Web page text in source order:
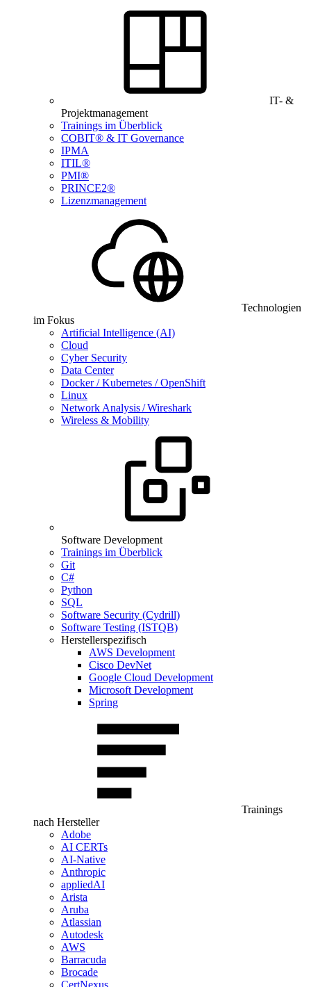
IT- &
Projektmanagement
Trainings im Überblick
COBIT® & IT Governance
IPMA
ITIL®
PMI®
PRINCE2®
Lizenzmanagement
Technologien
im Fokus
Artificial Intelligence (AI)
Cloud
Cyber Security
Data Center
Docker / Kubernetes / OpenShift
Linux
Network Analysis / Wireshark
Wireless & Mobility
Software Development
Trainings im Überblick
Git
C#
Python
SQL
Software Security (Cydrill)
Software Testing (ISTQB)
Herstellerspezifisch
AWS Development
Cisco DevNet
Google Cloud Development
Microsoft Development
Spring
Trainings
nach Hersteller
Adobe
AI CERTs
AI-Native
Anthropic
appliedAI
Arista
Aruba
Atlassian
Autodesk
AWS
Barracuda
Brocade
CertNexus